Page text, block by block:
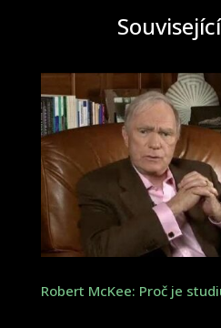
Robert McKee: Proč je